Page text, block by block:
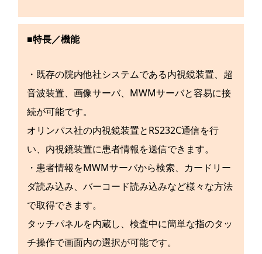
■特長／機能
・既存の院内他社システムである内視鏡装置、超
音波装置、画像サーバ、MWMサーバと容易に接
続が可能です。
オリンパス社の内視鏡装置とRS232C通信を行
い、内視鏡装置に患者情報を送信できます。
・患者情報をMWMサーバから検索、カードリー
ダ読み込み、バーコード読み込みなど様々な方法
で取得できます。
タッチパネルを内蔵し、検査中に簡単な指のタッ
チ操作で画面内の選択が可能です。